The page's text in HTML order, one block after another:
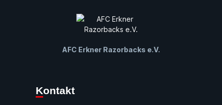
AFC Erkner Razorbacks e.V.
Kontakt